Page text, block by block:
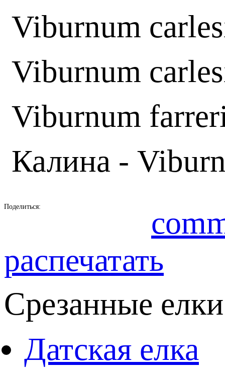
Viburnum
Viburnum
Viburnum
Калина -
Поделиться:
распечатать
Срезанные
Датская елка